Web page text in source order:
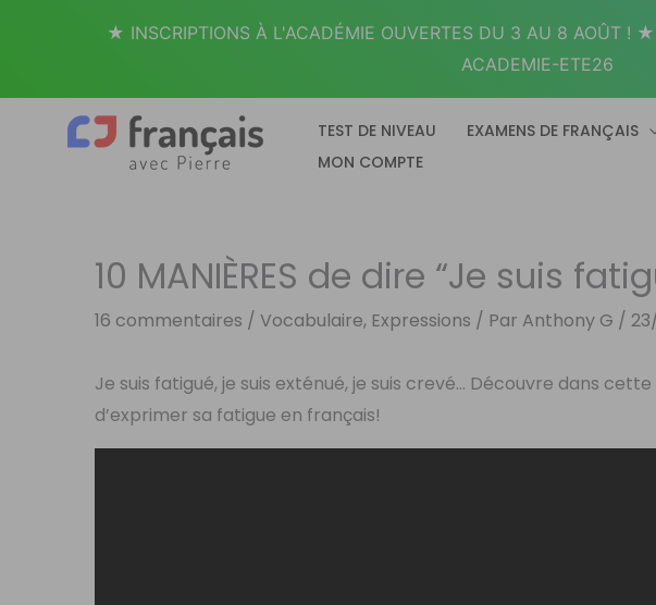
TEST DE NIVEAU EXAMENS DE FRANÇAIS
MON COMPTE
10 MANIÈRES de dire “Je suis
16 commentaires /Vocabulaire, Expressions / Par Anthony G /
Je suis fatigué, je suis exténué, je suis crevé… Découvre dans
d’exprimer sa fatigue en français!
★ INSCRIPTIONS À L'ACADÉMIE OUVERTES DU 3 AU 8 AOÛT !
ACADEMIE-ETE26